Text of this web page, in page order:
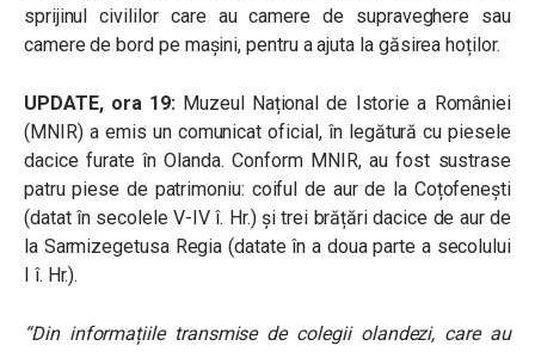
sprijinul civililor care au camere de supraveghere sau
camere de bord pe mașini, pentru a ajuta la găsirea hoților.
UPDATE, ora 19:Muzeul Național de Istorie a României
(MNIR) a emis un comunicat oficial, în legătură cu piesele
dacice furate în Olanda. Conform MNIR, au fost sustrase
patru piese de patrimoniu: coiful de aur de la Coțofenești
(datat în secolele V-IV î. Hr.) și trei brățări dacice de aur de
la Sarmizegetusa Regia (datate în a doua parte a secolului
I î. Hr.).
“Din informațiile transmise de colegii olandezi, care au